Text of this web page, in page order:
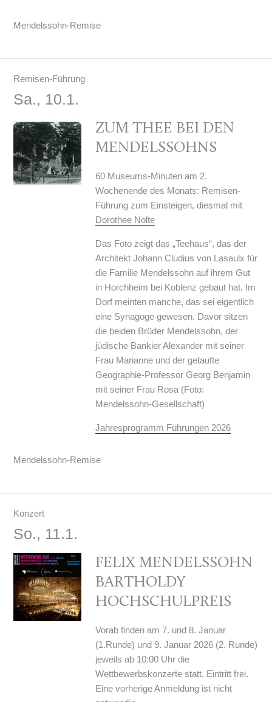
Mendelssohn-Remise
Remisen-Führung
Sa., 10.1.
ZUM THEE BEI DEN
MENDELSSOHNS
60 Museums-Minuten am 2.
Wochenende des Monats: Remisen-
Führung zum Einsteigen, diesmal mit
Dorothee Nolte
Das Foto zeigt das „Teehaus“, das der
Architekt Johann Cludius von Lasaulx für
die Familie Mendelssohn auf ihrem Gut
in Horchheim bei Koblenz gebaut hat. Im
Dorf meinten manche, das sei eigentlich
eine Synagoge gewesen. Davor sitzen
die beiden Brüder Mendelssohn, der
jüdische Bankier Alexander mit seiner
Frau Marianne und der getaufte
Geographie-Professor Georg Benjamin
mit seiner Frau Rosa (Foto:
Mendelssohn-Gesellschaft)
Jahresprogramm Führungen 2026
Mendelssohn-Remise
Konzert
So., 11.1.
FELIX MENDELSSOHN
BARTHOLDY
HOCHSCHULPREIS
Vorab finden am 7. und 8. Januar
(1.Runde) und 9. Januar 2026 (2. Runde)
jeweils ab 10:00 Uhr die
Wettbewerbskonzerte statt. Eintritt frei.
Eine vorherige Anmeldung ist nicht